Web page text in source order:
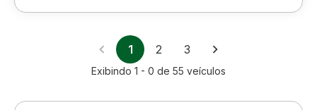
1 2 3
Exibindo 1 - 0 de 55 veículos